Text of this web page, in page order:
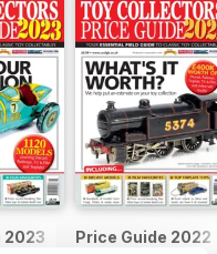
2023 Price Guide 2022